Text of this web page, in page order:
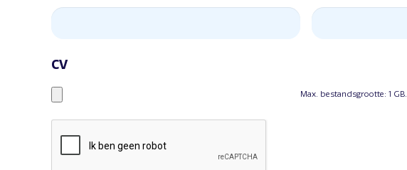
CV
Max. bestandsgrootte: 1 GB.